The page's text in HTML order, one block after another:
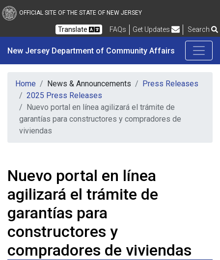
Skip to main content
New Jersey
OFFICIAL SITE OF THE STATE OF NEW JERSEY
Translate FAQsFrequently Asked Questions
Get Updates Search
New Jersey Department of Community Affairs
Home News & Announcements
Press Releases
2025 Press Releases
Nuevo portal en línea agilizará el trámite de
garantías para constructores y compradores de
viviendas
Nuevo portal en línea
agilizará el trámite de
garantías para
constructores y
compradores de viviendas